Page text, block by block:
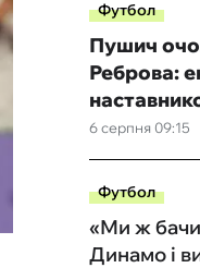
Футбол
6 серпня 09:15
Пушич
Реброва:
Футбол
«Ми ж
Динамо і